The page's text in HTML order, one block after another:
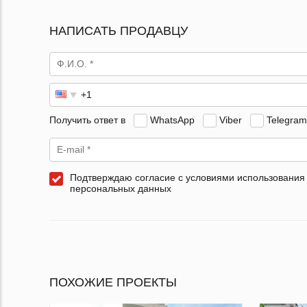
НАПИСАТЬ ПРОДАВЦУ
Получить ответ в WhatsApp Viber Telegram
Подтверждаю согласие с условиями использования
персональных данных
ПОХОЖИЕ ПРОЕКТЫ